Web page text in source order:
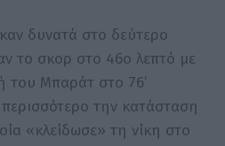
i
d
e
δυνατά στο δεύτερο
το σκορ στο 46ο λεπτό με
Μπαράτ στο 76’
την κατάσταση
«κλείδωσε» τη νίκη στο